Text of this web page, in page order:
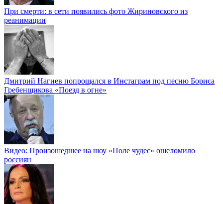
При смерти: в сети появились фото Жириновского из
реанимации
Дмитрий Нагиев попрощался в Инстаграм под песню Бориса
Гребенщикова «Поезд в огне»
Видео: Произошедшее на шоу «Поле чудес» ошеломило
россиян